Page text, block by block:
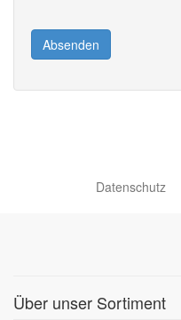
Absenden
Datenschutz
Über unser Sortiment